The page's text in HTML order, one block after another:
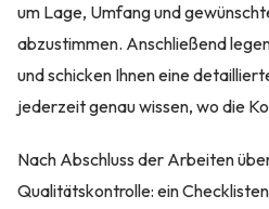
um Lage, Umfang und
abzustimmen. Anschließend
und schicken Ihnen eine
jederzeit genau wissen, wo die
Nach Abschluss der Arbeiten
Qualitätskontrolle: ein